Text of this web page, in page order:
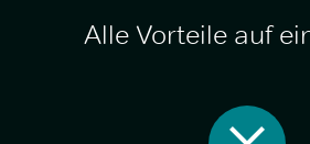
Alle Vorteile auf